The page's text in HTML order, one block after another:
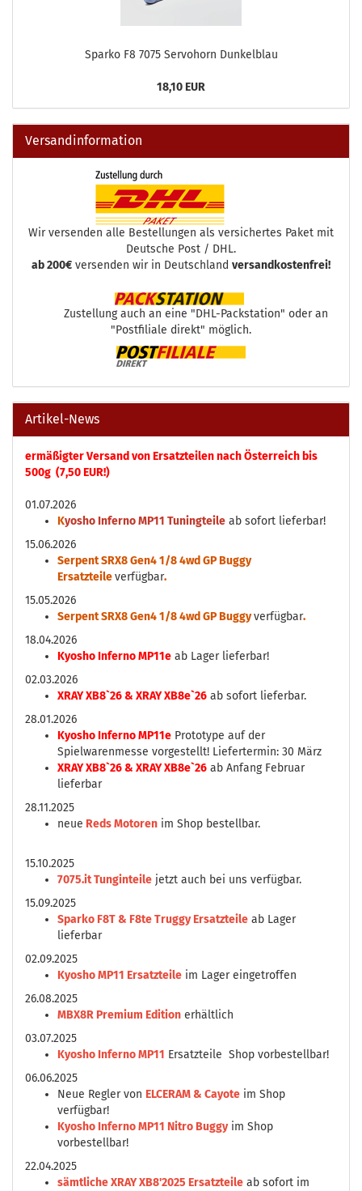
Sparko F8 7075 Servohorn Dunkelblau
18,10 EUR
Versandinformation
Wir versenden alle Bestellungen als versichertes Paket mit
Deutsche Post / DHL.
ab 200€ versenden wir in Deutschland versandkostenfrei!
Zustellung auch an eine "DHL-Packstation" oder an
"Postfiliale direkt" möglich.
Artikel-News
ermäßigter Versand von Ersatzteilen nach Österreich bis
500g (7,50 EUR!)
01.07.2026
Kyosho Inferno MP11 Tuningteile ab sofort lieferbar!
15.06.2026
Serpent SRX8 Gen4 1/8 4wd GP Buggy
Ersatzteileverfügbar.
15.05.2026
Serpent SRX8 Gen4 1/8 4wd GP Buggyverfügbar.
18.04.2026
Kyosho Inferno MP11e ab Lager lieferbar!
02.03.2026
XRAY XB8`26 & XRAY XB8e`26 ab sofort lieferbar.
28.01.2026
Kyosho Inferno MP11e Prototype auf der
Spielwarenmesse vorgestellt! Liefertermin: 30 März
XRAY XB8`26 & XRAY XB8e`26 ab Anfang Februar
lieferbar
28.11.2025
neue Reds Motoren im Shop bestellbar.
15.10.2025
7075.it Tunginteile jetzt auch bei uns verfügbar.
15.09.2025
Sparko F8T & F8te Truggy Ersatzteile ab Lager
lieferbar
02.09.2025
Kyosho MP11 Ersatzteile im Lager eingetroffen
26.08.2025
MBX8R Premium Edition erhältlich
03.07.2025
Kyosho Inferno MP11 Ersatzteile Shop vorbestellbar!
06.06.2025
Neue Regler von ELCERAM & Cayote im Shop
verfügbar!
Kyosho Inferno MP11 Nitro Buggyim Shop
vorbestellbar!
22.04.2025
sämtliche XRAY XB8'2025 Ersatzteile ab sofort im